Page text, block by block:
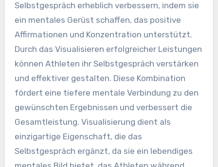
Selbstgespräch erheblich verbessern, indem sie
ein mentales Gerüst schaffen, das positive
Affirmationen und Konzentration unterstützt.
Durch das Visualisieren erfolgreicher Leistungen
können Athleten ihr Selbstgespräch verstärken
und effektiver gestalten. Diese Kombination
fördert eine tiefere mentale Verbindung zu den
gewünschten Ergebnissen und verbessert die
Gesamtleistung. Visualisierung dient als
einzigartige Eigenschaft, die das
Selbstgespräch ergänzt, da sie ein lebendiges